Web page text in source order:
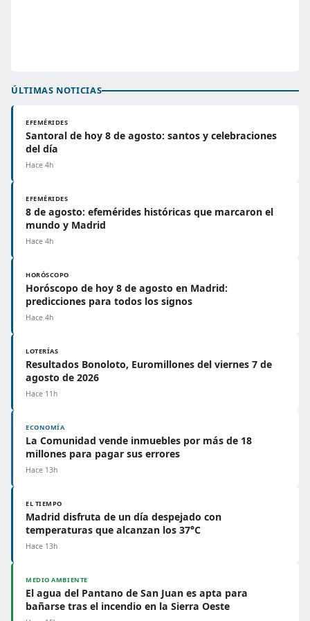
ÚLTIMAS NOTICIAS
EFEMÉRIDES
Santoral de hoy 8 de agosto: santos y celebraciones
del día
Hace 4h
EFEMÉRIDES
8 de agosto: efemérides históricas que marcaron el
mundo y Madrid
Hace 4h
HORÓSCOPO
Horóscopo de hoy 8 de agosto en Madrid:
predicciones para todos los signos
Hace 4h
LOTERÍAS
Resultados Bonoloto, Euromillones del viernes 7 de
agosto de 2026
Hace 11h
ECONOMÍA
La Comunidad vende inmuebles por más de 18
millones para pagar sus errores
Hace 13h
EL TIEMPO
Madrid disfruta de un día despejado con
temperaturas que alcanzan los 37°C
Hace 13h
MEDIO AMBIENTE
El agua del Pantano de San Juan es apta para
bañarse tras el incendio en la Sierra Oeste